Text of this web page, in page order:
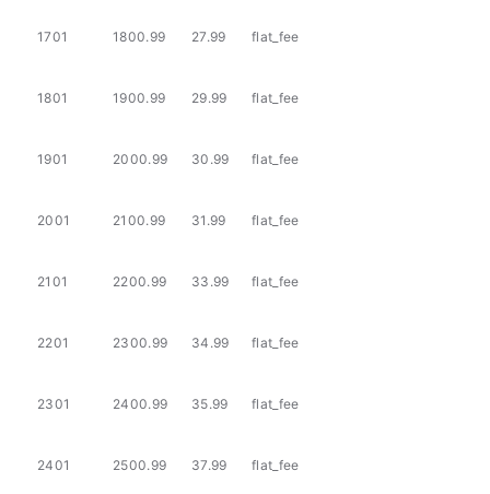
1701 1800.99 27.99 flat_fee
1801 1900.99 29.99 flat_fee
1901 2000.99 30.99 flat_fee
2001 2100.99 31.99 flat_fee
2101 2200.99 33.99 flat_fee
2201 2300.99 34.99 flat_fee
2301 2400.99 35.99 flat_fee
2401 2500.99 37.99 flat_fee